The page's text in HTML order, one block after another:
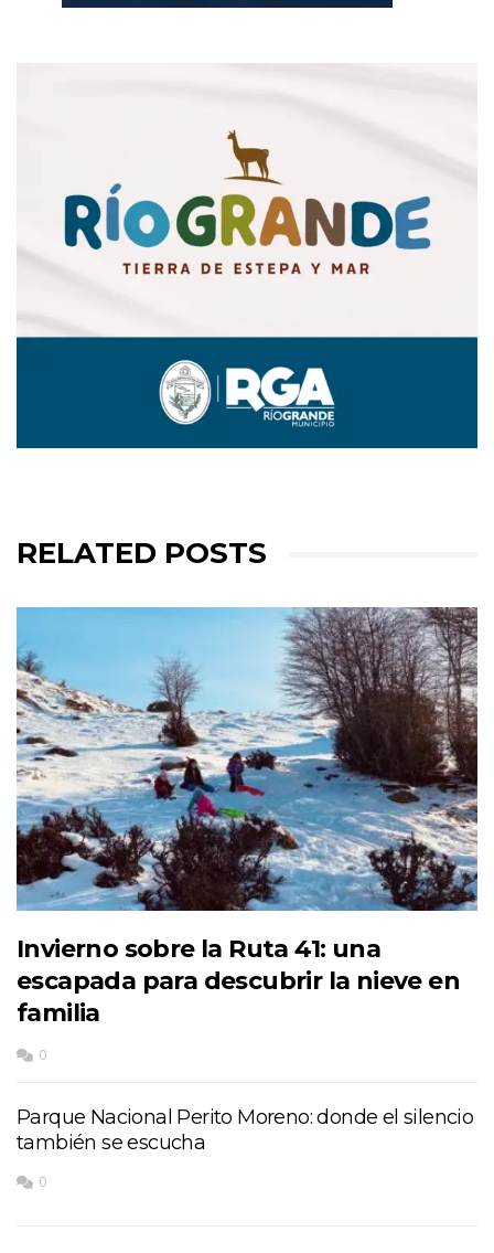
RELATED POSTS
Invierno sobre la Ruta 41: una
escapada para descubrir la nieve en
familia
0
Parque Nacional Perito Moreno: donde el silencio
también se escucha
0